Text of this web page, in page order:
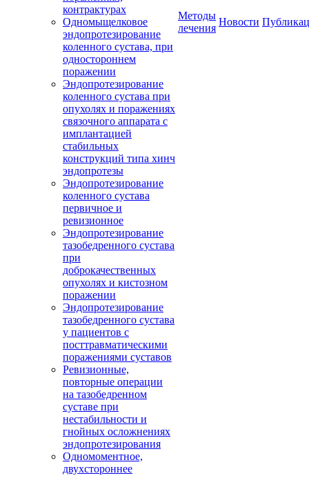
контрактурах
Одномыщелковое
эндопротезирование
коленного сустава, при
одностороннем
поражении
Эндопротезирование
коленного сустава при
опухолях и поражениях
связочного аппарата с
имплантацией
стабильных
конструкций типа хинч
эндопротезы
Эндопротезирование
коленного сустава
первичное и
ревизионное
Эндопротезирование
тазобедренного сустава
при
доброкачественных
опухолях и кистозном
поражении
Эндопротезирование
тазобедренного сустава
у пациентов с
посттравматическими
поражениями суставов
Ревизионные,
повторные операции
на тазобедренном
суставе при
нестабильности и
гнойных осложнениях
эндопротезирования
Одномоментное,
двухстороннее
Методы
лечения
Новости